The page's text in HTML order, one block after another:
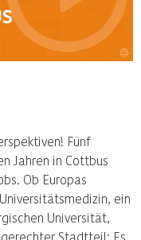
Fünf
Jahren in Cottbus
Ob Europas
ein
Universität,
Stadtteil: Es